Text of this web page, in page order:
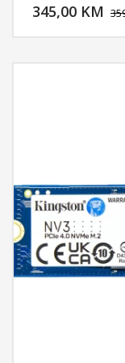
345,00 KM